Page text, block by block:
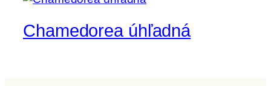
Chamedorea úhľadná